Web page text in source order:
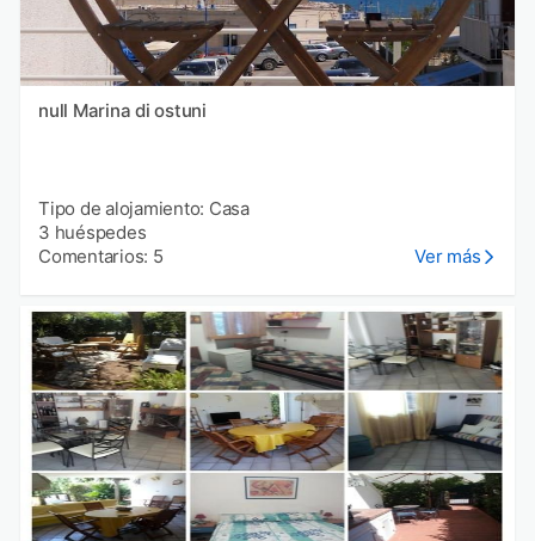
null Marina di ostuni
Tipo de alojamiento: Casa
3 huéspedes
Comentarios: 5
Ver más